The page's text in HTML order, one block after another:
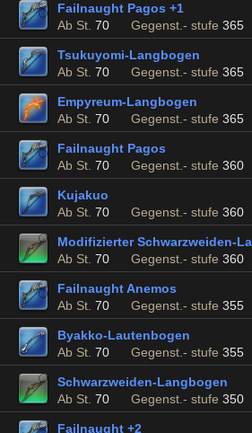
Failnaught Pagos +1
Ab St. 70 Gegenst.- stufe 365
Tsukuyomi-Langbogen
Ab St. 70 Gegenst.- stufe 365
Empyreum-Langbogen
Ab St. 70 Gegenst.- stufe 365
Failnaught Pagos
Ab St. 70 Gegenst.- stufe 360
Kujakuo
Ab St. 70 Gegenst.- stufe 360
Modifizierter Schwarzweiden-
Ab St. 70 Gegenst.- stufe 360
Failnaught Anemos
Ab St. 70 Gegenst.- stufe 355
Byakko-Lautenbogen
Ab St. 70 Gegenst.- stufe 355
Schwarzweiden-Langbogen
Ab St. 70 Gegenst.- stufe 350
Failnaught +2